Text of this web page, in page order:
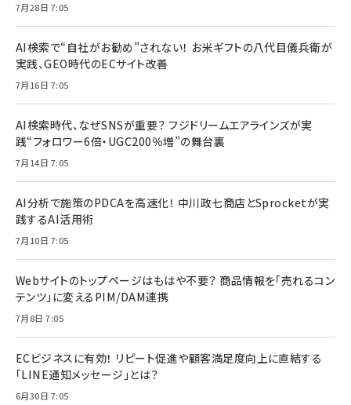
7月28日 7:05
AI検索で“自社がお勧め”されない！ お米ギフトの八代目儀兵衛が
実践、GEO時代のECサイト改善
7月16日 7:05
AI検索時代、なぜSNSが重要？ フジドリームエアラインズが実
践“フォロワー6倍・UGC200％増”の舞台裏
7月14日 7:05
AI分析で施策のPDCAを高速化！ 中川政七商店とSprocketが実
践するAI活用術
7月10日 7:05
Webサイトのトップページはもはや不要？ 商品情報を「売れるコン
テンツ」に変えるPIM/DAM連携
7月8日 7:05
ECビジネスに有効！ リピート促進や顧客満足度向上に直結する
「LINE通知メッセージ」とは？
6月30日 7:05